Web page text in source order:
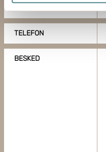
Identificere din
dens unikke
Dine valg anvendes på
TELEFON
BESKED